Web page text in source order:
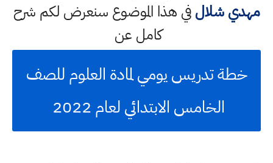
مهدي شلالفي هذا الموضوع سنعرض لكم شرح
كامل عن
خطة تدريس يومي لمادة العلوم للصف
الخامس الابتدائي لعام 2022